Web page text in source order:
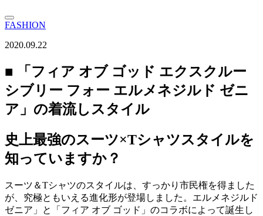
FASHION
2020.09.22
■ 「フィア オブ ゴッド エクスクルー
シブリー フォー エルメネジルド ゼニ
ア」の着流しスタイル
史上最強のスーツ×Tシャツスタイルを
知っていますか？
スーツ＆Tシャツのスタイルは、すっかり市民権を得ました
が、究極ともいえる進化形が登場しました。エルメネジルド
ゼニア」と「フィア オブ ゴッド」のコラボによって誕生し